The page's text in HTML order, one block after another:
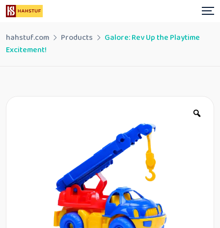
Skip
to
hahstuf.com Products
Galore: Rev Up the Playtime
Excitement!